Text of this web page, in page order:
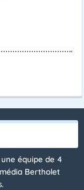
équipe de 4
Bertholet